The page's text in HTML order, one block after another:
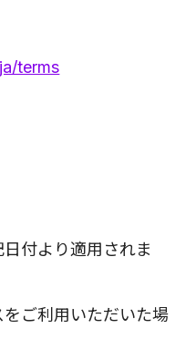
terms
付より適用されま
ご利用いただいた場